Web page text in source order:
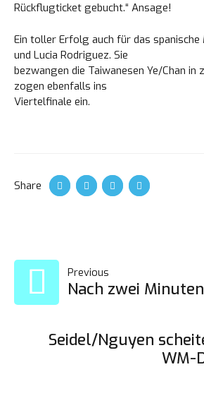
Loading. Please
Rückflugticket gebucht.“ Ansage!
Ein toller Erfolg auch für das spanische
und Lucia Rodriguez. Sie
bezwangen die Taiwanesen Ye/Chan in
zogen ebenfalls ins
Viertelfinale ein.
Share
POST
NAVIGATION
Previous
Nach zwei
Seidel/Nguyen
WM-